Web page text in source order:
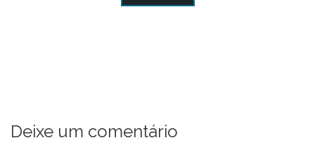
Deixe um comentário